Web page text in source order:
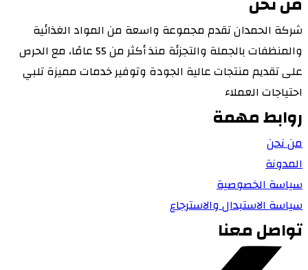
شركة الحمدان تقدم مجموعة واسعة من المواد الغذائية
والمنظفات بالجملة والتجزئة منذ أكثر من 55 عامًا، مع الحرص
على تقديم منتجات عالية الجودة وتوفير خدمات مميزة تلبي
احتياجات العملاء
روابط مهمة
من نحن
المدونة
سياسة الخصوصية
سياسة الاستبدال والاسترجاع
تواصل معنا